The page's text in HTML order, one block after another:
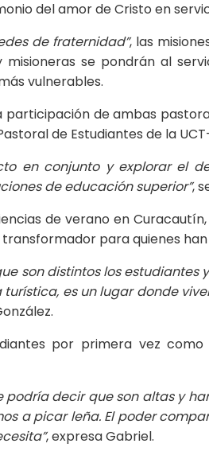
del amor de Cristo en
de fraternidad”, las
misioneras se pondrán al
vulnerables.
de ambas
de Estudiantes de la
en conjunto y explorar el
de educación superior”,
de verano en
para quienes
son distintos los
es un lugar donde
por primera vez
podría decir que son altas y
a picar leña. El poder
, expresa Gabriel.